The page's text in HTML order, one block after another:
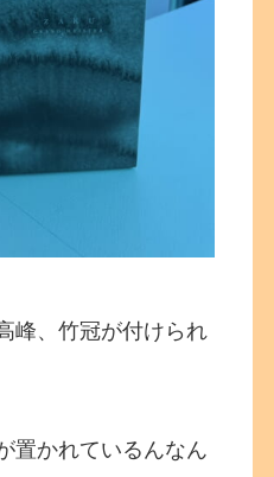
峰、竹冠が付けられ
置かれているんなん